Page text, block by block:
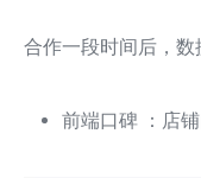
合作一段时间后，数
前端口碑 ：店